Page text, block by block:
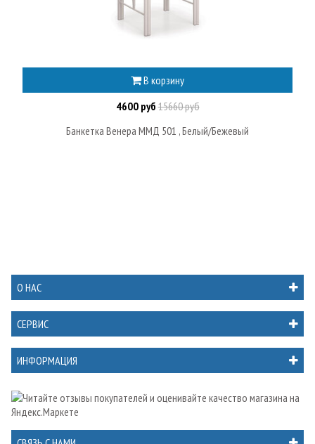
В корзину
4600 руб15660 руб
Банкетка Венера ММД 501 , Белый/Бежевый
О НАС
СЕРВИС
ИНФОРМАЦИЯ